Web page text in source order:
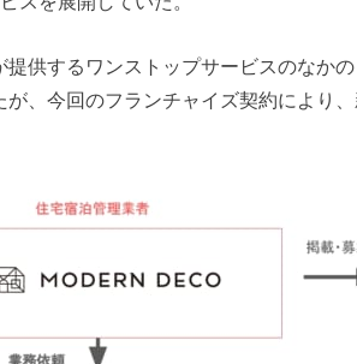
供するワンストップサービスのなか
、今回のフランチャイズ契約により